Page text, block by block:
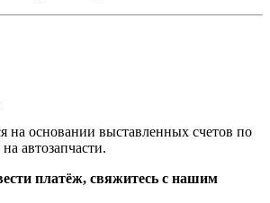
на основании выставленных счетов по
автозапчасти.
платёж, свяжитесь с нашим